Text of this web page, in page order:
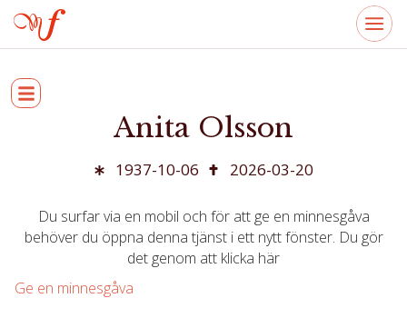
Anita Olsson
1937-10-06 2026-03-20
Du surfar via en mobil och för att ge en minnesgåva
behöver du öppna denna tjänst i ett nytt fönster. Du gör
det genom att klicka här
Ge en minnesgåva